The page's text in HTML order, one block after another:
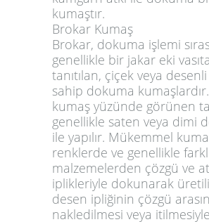
kumaştır.
Brokar Kumaş
Brokar, dokuma işlemi
genellikle bir jakar eki
tanıtılan, çiçek veya
sahip dokuma
kumaş yüzünde görünen
genellikle saten veya dimi
ile yapılır. Mükemmel
renklerde ve genellikle
malzemelerden çözgü ve
iplikleriyle dokunarak
desen ipliğinin çözgü
nakledilmesi veya itilmesiyle